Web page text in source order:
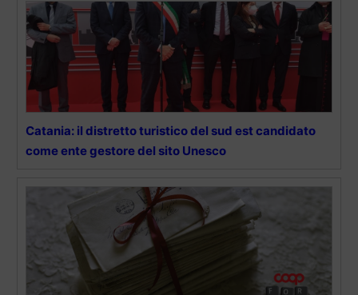
Catania: il distretto turistico del sud est candidato
come ente gestore del sito Unesco